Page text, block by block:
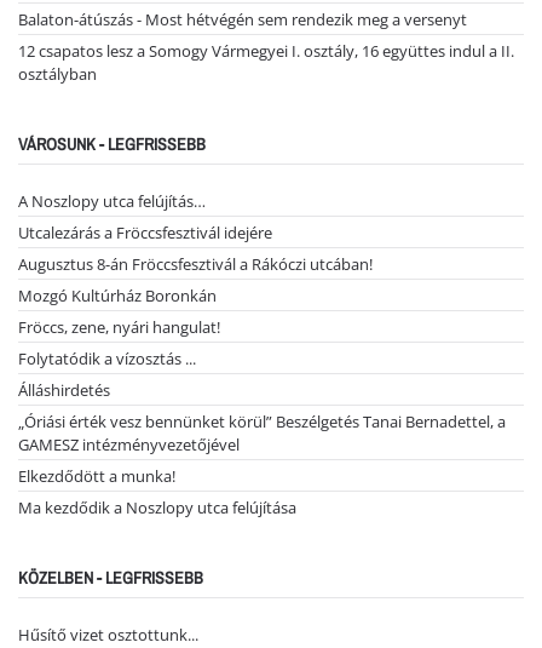
Balaton-átúszás - Most hétvégén sem rendezik meg a versenyt
12 csapatos lesz a Somogy Vármegyei I. osztály, 16 együttes indul a II.
osztályban
VÁROSUNK - LEGFRISSEBB
A Noszlopy utca felújítás…
Utcalezárás a Fröccsfesztivál idejére
Augusztus 8-án Fröccsfesztivál a Rákóczi utcában!
Mozgó Kultúrház Boronkán
Fröccs, zene, nyári hangulat!
Folytatódik a vízosztás ...
Álláshirdetés
„Óriási érték vesz bennünket körül” Beszélgetés Tanai Bernadettel, a
GAMESZ intézményvezetőjével
Elkezdődött a munka!
Ma kezdődik a Noszlopy utca felújítása
KÖZELBEN - LEGFRISSEBB
Hűsítő vizet osztottunk...